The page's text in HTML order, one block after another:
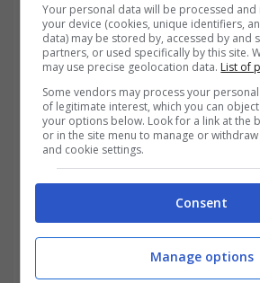
I requisiti per l’abilità di
mansarda
La prima cosa da considerare
nell’ambiente. Da
e le Regioni possono
condizioni diverse e quindi,
Your personal data will be processed
your device (cookies, unique identifiers,
data) may be stored by, accessed by and
partners, or used specifically by this site.
may use precise geolocation data. List of
Some vendors may process your
of legitimate interest, which you can
your options below. Look for a link at the
or in the site menu to manage or
and cookie settings.
Consent
Manage options